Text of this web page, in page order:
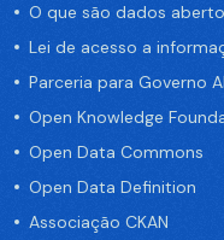
O que são dados
Lei de acesso a
Parceria para Governo
Open Knowledge
Open Data Commons
Open Data Definition
Associação CKAN